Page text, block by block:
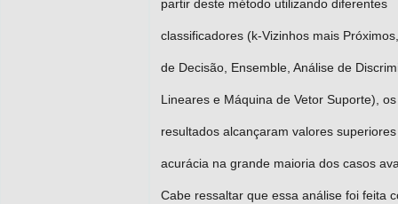
partir deste método utilizando diferentes
classificadores (k-Vizinhos mais
de Decisão, Ensemble, Análise de
Lineares e Máquina de Vetor Suporte), os
resultados alcançaram valores
acurácia na grande maioria dos casos
Cabe ressaltar que essa análise foi feita